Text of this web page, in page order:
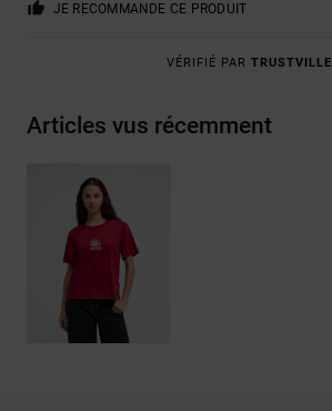
JE RECOMMANDE CE PRODUIT
VÉRIFIÉ PAR TRUSTVILLE
Articles vus récemment